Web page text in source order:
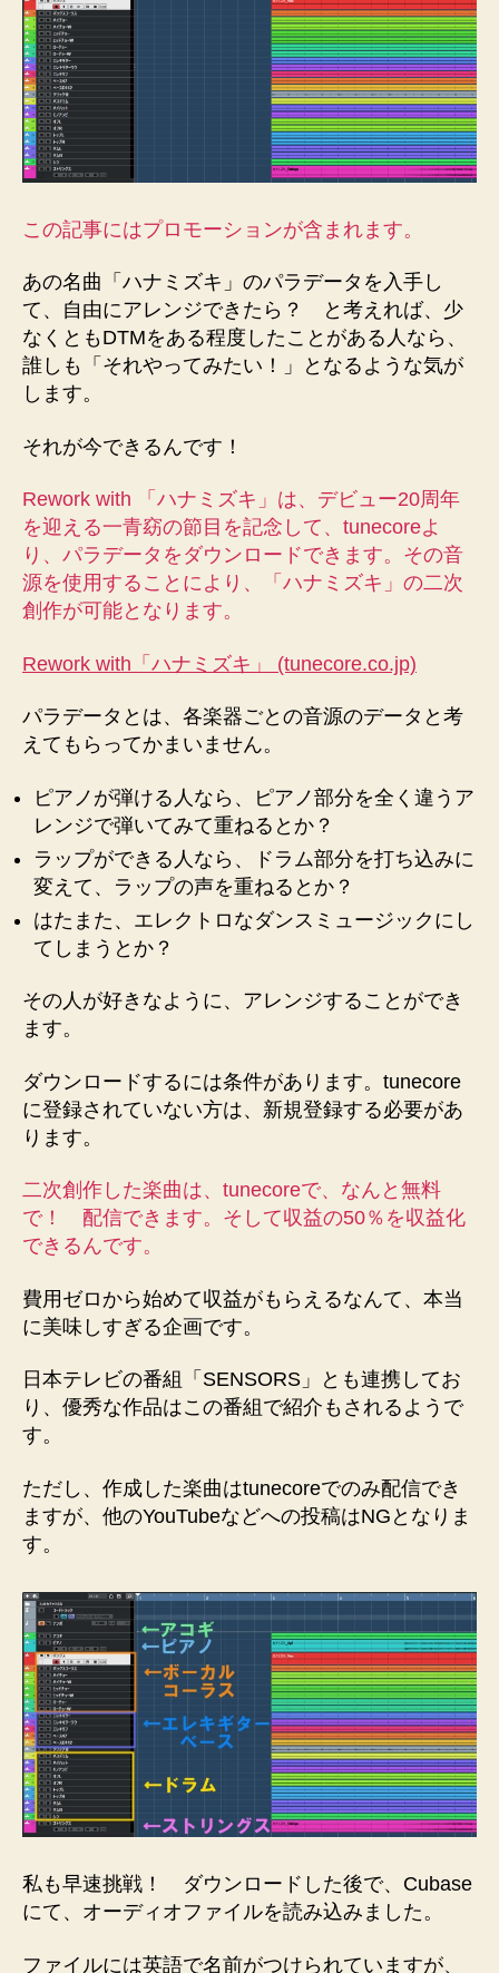
し
自
由
に
編
曲
配
可
能！
へ
の
この記事にはプロモーションが含まれます。
あの名曲「ハナミズキ」のパラデータを入手し
て、自由にアレンジできたら？ と考えれば、少
なくともDTMをある程度したことがある人なら、
誰しも「それやってみたい！」となるような気が
します。
それが今できるんです！
Rework with 「ハナミズキ」は、デビュー20周年
を迎える一青窈の節目を記念して、tunecoreよ
り、パラデータをダウンロードできます。その音
源を使用することにより、「ハナミズキ」の二次
創作が可能となります。
Rework with「ハナミズキ」 (tunecore.co.jp)
パラデータとは、各楽器ごとの音源のデータと考
えてもらってかまいません。
ピアノが弾ける人なら、ピアノ部分を全く違うア
レンジで弾いてみて重ねるとか？
ラップができる人なら、ドラム部分を打ち込みに
変えて、ラップの声を重ねるとか？
はたまた、エレクトロなダンスミュージックにし
てしまうとか？
その人が好きなように、アレンジすることができ
ます。
ダウンロードするには条件があります。tunecore
に登録されていない方は、新規登録する必要があ
ります。
二次創作した楽曲は、tunecoreで、なんと無料
で！ 配信できます。そして収益の50％を収益化
できるんです。
費用ゼロから始めて収益がもらえるなんて、本当
に美味しすぎる企画です。
日本テレビの番組「SENSORS」とも連携してお
り、優秀な作品はこの番組で紹介もされるようで
す。
ただし、作成した楽曲はtunecoreでのみ配信でき
ますが、他のYouTubeなどへの投稿はNGとなりま
す。
私も早速挑戦！ ダウンロードした後で、Cubase
にて、オーディオファイルを読み込みました。
ファイルには英語で名前がつけられていますが、